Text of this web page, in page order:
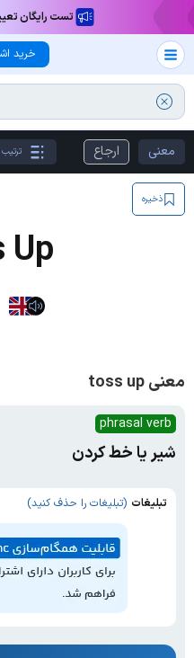
تست رایگان
خرید
معنی ارجاع
ذخیره
Up
معنی toss up
phrasal verb
شیر یا خط کردن
تبلیغات (تبلیغات را حذف کنید)